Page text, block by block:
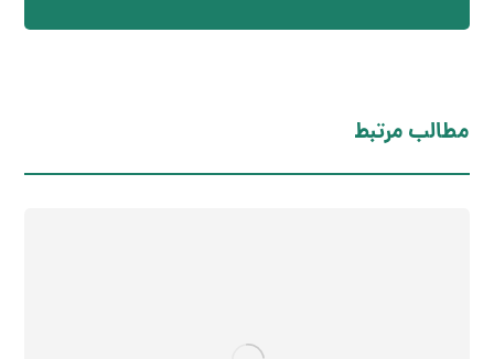
مطالب مرتبط